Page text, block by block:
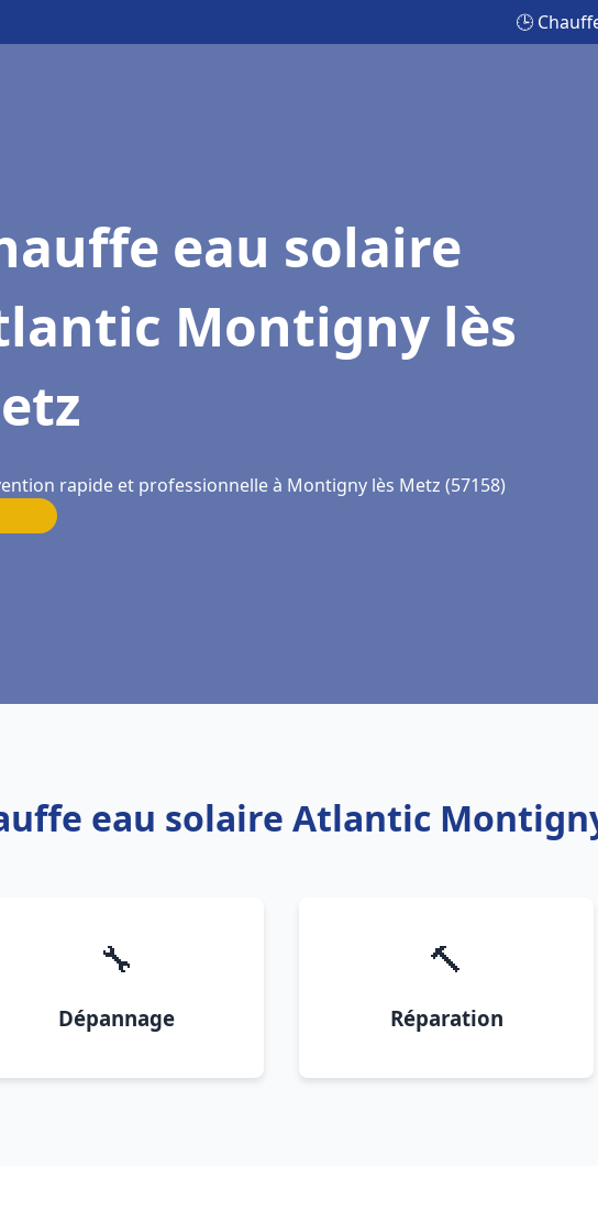
🕒
eau solaire
Montigny lès
rapide et professionnelle à Montigny lès Metz (57158)
eau solaire Atlantic
🔧
Dépannage
🔨
Réparation